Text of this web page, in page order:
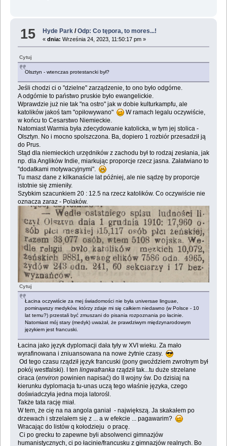
15 Hyde Park /Odp: Co tępora, to mores...!
«dnia: Września 24, 2023, 11:50:17 pm »
Cytuj
Olsztyn - wtenczas protestancki był?
Jeśli chodzi ci o "dzielne" zarządzenie, to ono było odgórne.
A odgórnie to państwo pruskie było ewangelickie.
Wprawdzie już nie tak "na ostro" jak w dobie kulturkampfu, ale
katolików jakoś tam "opiłowywano"
W ramach legalu oczywiście,
w końcu to Cesarstwo Niemieckie.
Natomiast Warmia była zdecydowanie katolicka, w tym jej stolica -
Olsztyn. No i mocno spolszczona. Ba, dopiero 1 rozbiór przesadził ją
do Prus.
Stąd dla niemieckich urzędników z zachodu był to rodzaj zesłania, jak
np. dla Anglików Indie, miarkując proporcje rzecz jasna. Załatwiano to
"dodatkami motywacyjnymi".
Tu masz dane z kilkanaście lat później, ale nie sądzę by proporcje
istotnie się zmieniły.
Szybkim szacunkiem 20 : 12.5 na rzecz katolików. Co oczywiście nie
oznacza zaraz - Polaków.
Cytuj
Łacina oczywiście za mej świadomości nie była universae linguae,
pominąwszy medyków, którzy zdaje mi się całkiem niedawno (w Polsce - 10
lat temu?) przestali być zmuszani do pisania rozpoznania po łacinie.
Natomiast mój stary (medyk) uważał, że prawdziwym międzynarodowym
językiem jest francuski.
Łacina jako język dyplomacji dała tyły w XVI wieku. Za mało
wyrafinowana i zniuansowana na nowe żytnie czasy.
Od tego czasu rządził język francuski (pony gwoździem zwrotnym był
pokój westfalski). I ten lingwafranka rządził tak...tu duże strzelane
ciraca (environ powinien napisać) do II wojny św. Do dzisiaj na
kierunku dyplomacja tu-unas uczą tego właśnie języka, czego
doświadczyła jedna moja latorośl.
Także tata rację miał.
W tem, że cię na na angola ganiał - największą. Ja skakałem po
drzewach i strzelałem się z ... a w efekcie ... pagawarim?
Wracając do listów q kołodzieju o pracę.
Ci po grecku to zapewne byli absolwenci gimnazjów
humanistycznych, ci po łacinie/francusku z gimnazjów realnych. Bo